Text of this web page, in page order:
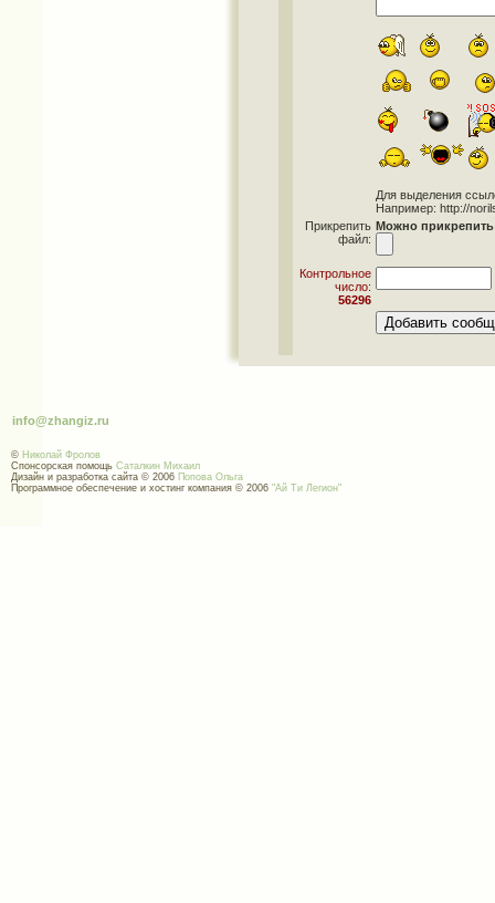
Для выделения
Например: http://
Прикрепить
файл:
Можно
Контрольное
число:
56296
info@zhangiz.ru
© Николай Фролов
Спонсорская помощь Саталкин Михаил
Дизайн и разработка сайта © 2006 Попова Ольга
Программное обеспечение и хостинг компания © 2006 "Ай Ти Легион"